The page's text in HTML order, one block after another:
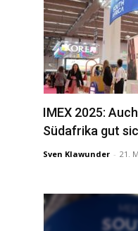
IMEX 2025:
Südafrika gut
Sven Klawunder - 21.